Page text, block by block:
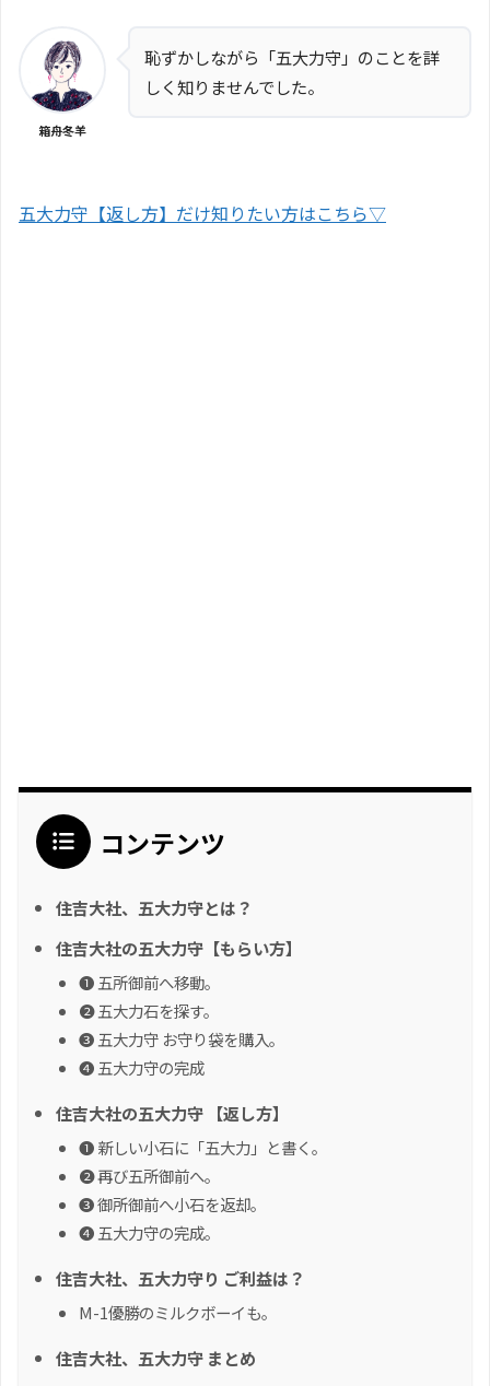
箱舟冬羊
恥ずかしながら「五大力守」のことを詳
しく知りませんでした。
五大力守【返し方】だけ知りたい方はこちら▽
コンテンツ
住吉大社、五大力守とは？
住吉大社の五大力守【もらい方】
❶ 五所御前へ移動。
❷ 五大力石を探す。
❸ 五大力守 お守り袋を購入。
❹ 五大力守の完成
住吉大社の五大力守 【返し方】
❶ 新しい小石に「五大力」と書く。
❷ 再び五所御前へ。
❸ 御所御前へ小石を返却。
❹ 五大力守の完成。
住吉大社、五大力守り ご利益は？
M-1優勝のミルクボーイも。
住吉大社、五大力守 まとめ